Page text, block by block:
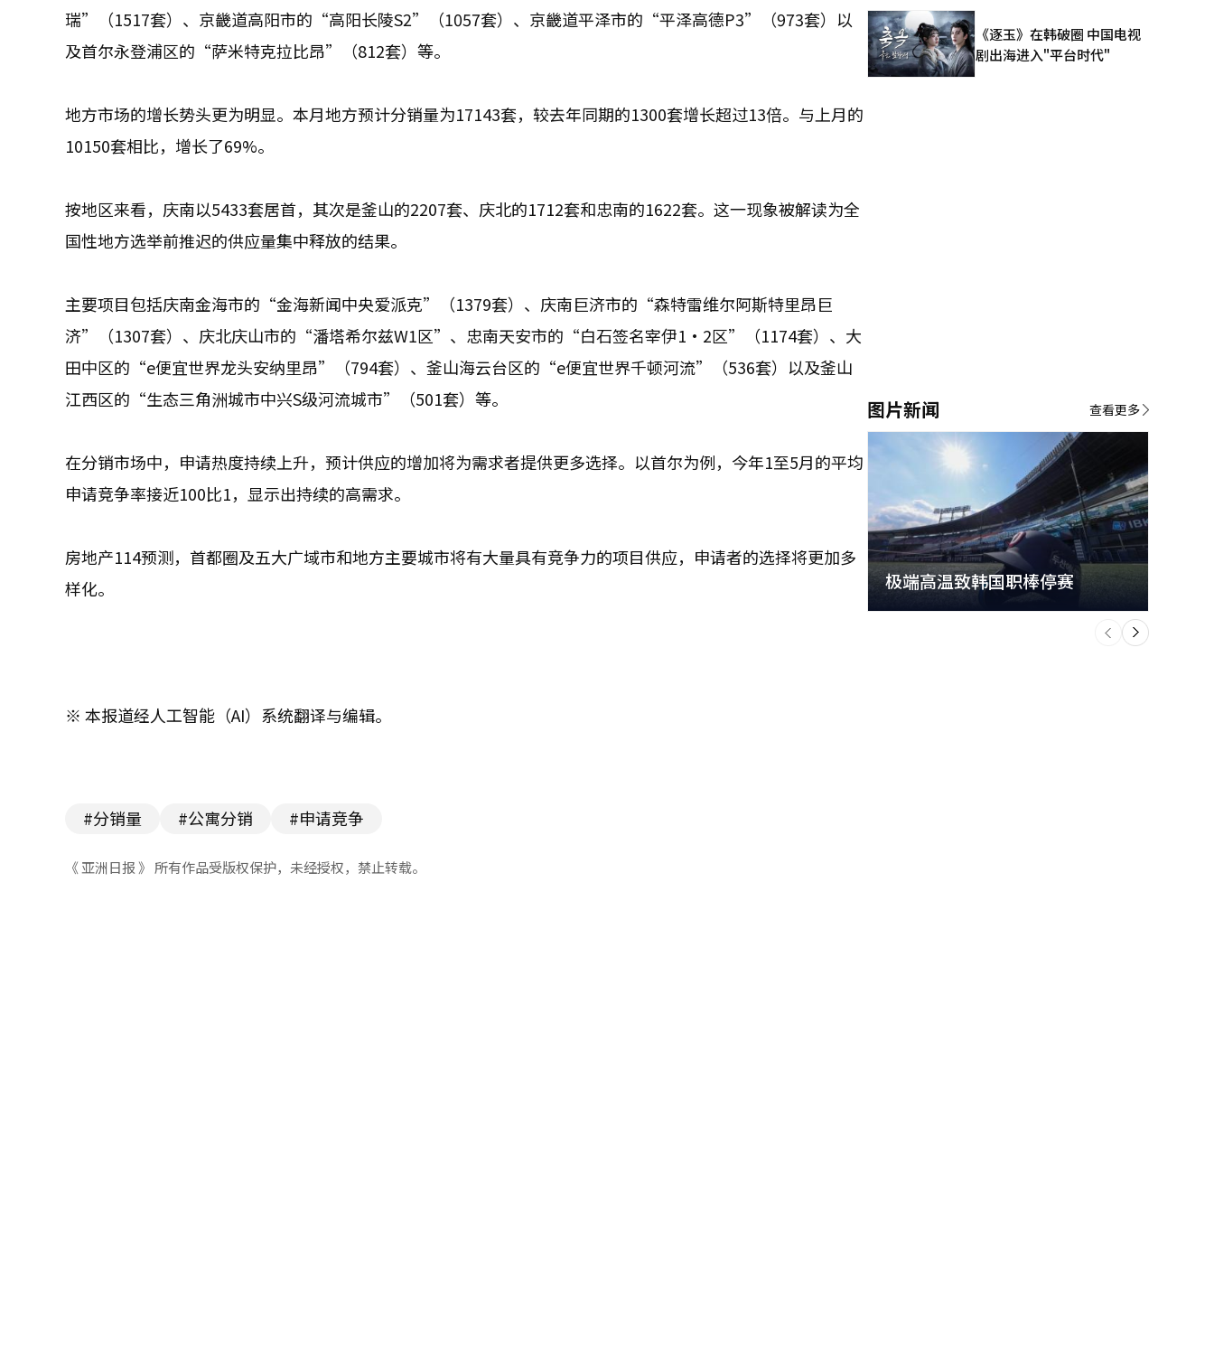
瑞”（1517套）、京畿道高阳市的“高阳长陵S2”（1057套）、京畿道平泽市的“平泽高德P3”（973套）以
及首尔永登浦区的“萨米特克拉比昂”（812套）等。
地方市场的增长势头更为明显。本月地方预计分销量为17143套，较去年同期的1300套增长超过13倍。与上月的
10150套相比，增长了69%。
按地区来看，庆南以5433套居首，其次是釜山的2207套、庆北的1712套和忠南的1622套。这一现象被解读为全
国性地方选举前推迟的供应量集中释放的结果。
主要项目包括庆南金海市的“金海新闻中央爱派克”（1379套）、庆南巨济市的“森特雷维尔阿斯特里昂巨
济”（1307套）、庆北庆山市的“潘塔希尔兹W1区”、忠南天安市的“白石签名宰伊1·2区”（1174套）、大
田中区的“e便宜世界龙头安纳里昂”（794套）、釜山海云台区的“e便宜世界千顿河流”（536套）以及釜山
江西区的“生态三角洲城市中兴S级河流城市”（501套）等。
在分销市场中，申请热度持续上升，预计供应的增加将为需求者提供更多选择。以首尔为例，今年1至5月的平均
申请竞争率接近100比1，显示出持续的高需求。
房地产114预测，首都圈及五大广域市和地方主要城市将有大量具有竞争力的项目供应，申请者的选择将更加多
样化。
※ 本报道经人工智能（AI）系统翻译与编辑。
#分销量 #公寓分销 #申请竞争
《 亚洲日报 》 所有作品受版权保护，未经授权，禁止转载。
《逐玉》在韩破圈 中国电视
剧出海进入"平台时代"
图片新闻
极端高温致韩国职棒停赛
下
一
个
查看更多